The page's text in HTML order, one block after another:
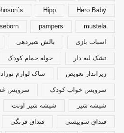
Hero Baby
Hipp
mustela
pampers
اسباب بازی بالش شیردهی
تشک لبه دار حوله حمام کودک
زیرانداز تعویض ساک لوازم نوزاد
سرویس خواب کودک سرویس
شیشه شیر شیشه شیر اونت
قنداق سوییسی قنداق فرنگی